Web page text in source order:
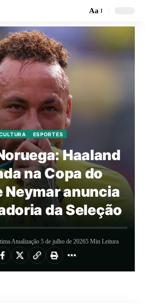
Aa
ESPORTES
Haaland
na Copa do
Neymar anuncia
da Seleção
Atualização 5 de julho de 20265 Min Leitura